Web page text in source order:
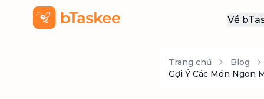
Về
Trang chủ Blog
Gợi Ý Các Món Ngon